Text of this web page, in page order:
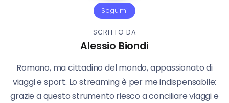
Seguimi
SCRITTO DA
Alessio Biondi
Romano, ma cittadino del mondo, appassionato di
viaggi e sport. Lo streaming è per me indispensabile:
grazie a questo strumento riesco a conciliare viaggi e